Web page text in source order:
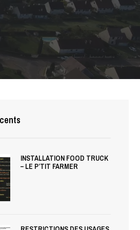
INSTALLATION FOOD TRUCK
– LE P’TIT FARMER